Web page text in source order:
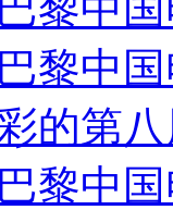
黎中
的第
黎中